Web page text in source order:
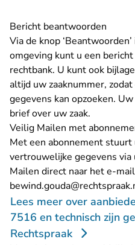
Bericht beantwoorden
Via de knop
omgeving kunt u een
rechtbank. U kunt ook
altijd uw zaaknummer,
gegevens kan opzoeken.
brief over uw zaak.
Veilig Mailen met
Met een abonnement
vertrouwelijke gegevens via
Mailen direct naar het e-
Lees meer over
7516 en technisch zijn
Rechtspraak